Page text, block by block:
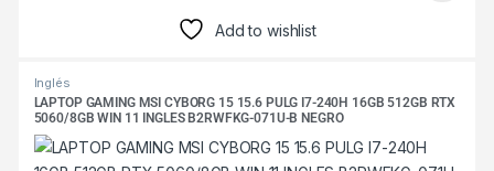
Add to wishlist
Inglés
LAPTOP GAMING MSI CYBORG 15 15.6 PULG I7-240H 16GB 512GB RTX
5060/8GB WIN 11 INGLES B2RWFKG-071U-B NEGRO